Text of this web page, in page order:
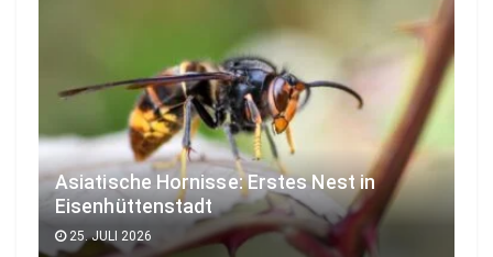
Asiatische Hornisse: Erstes Nest in
Eisenhüttenstadt
25. JULI 2026